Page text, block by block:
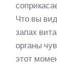
Что вы
запах
органы
этот